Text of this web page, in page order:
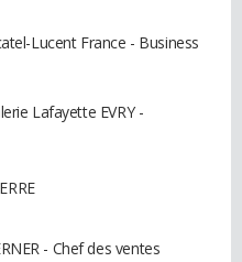
Lucent France - Business
Lafayette EVRY -
- Chef des ventes